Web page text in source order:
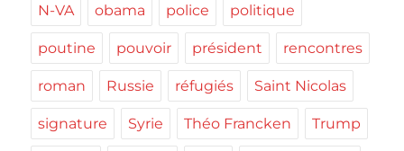
N-VA obama police politique
poutine pouvoir président rencontres
roman Russie réfugiés Saint Nicolas
signature Syrie Théo Francken Trump